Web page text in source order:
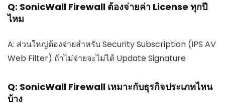
Q: SonicWall Firewall ต้องจ่ายค่า License ทุกปี
ไหม
A: ส่วนใหญ่ต้องจ่ายสำหรับ Security Subscription (IPS AV
Web Filter) ถ้าไม่จ่ายจะไม่ได้ Update Signature
Q: SonicWall Firewall เหมาะกับธุรกิจประเภทไหน
บ้าง